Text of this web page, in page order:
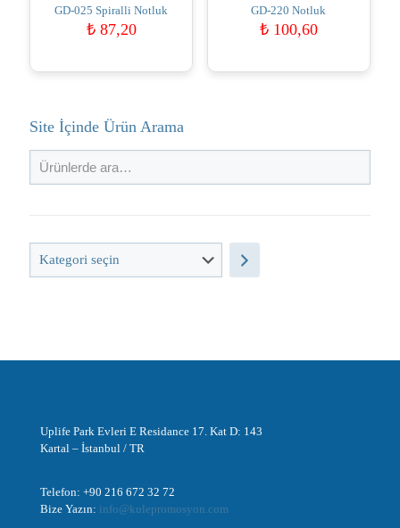
GD-025 Spiralli Notluk
₺87,20
GD-220 Notluk
₺100,60
Site İçinde Ürün Arama
Kategori
Uplife Park Evleri E Residance 17. Kat D: 143
Kartal – İstanbul / TR
Telefon: +90 216 672 32 72
Bize Yazın: info@kulepromosyon.com